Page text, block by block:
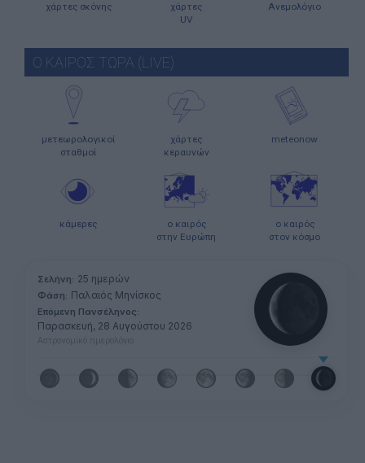
χάρτες σκόνης
χάρτες
UV
Ανεμολόγιο
Ο ΚΑΙΡΟΣ ΤΩΡΑ (LIVE)
μετεωρολογικοί
σταθμοί
χάρτες
κεραυνών
meteonow
κάμερες
ο καιρός
στην Ευρώπη
ο καιρός
στον κόσμο
Σελήνη: 25 ημερών
Φάση: Παλαιός Μηνίσκος
Επόμενη Πανσέληνος:
Παρασκευή, 28 Αυγούστου 2026
Αστρονομικό ημερολόγιο